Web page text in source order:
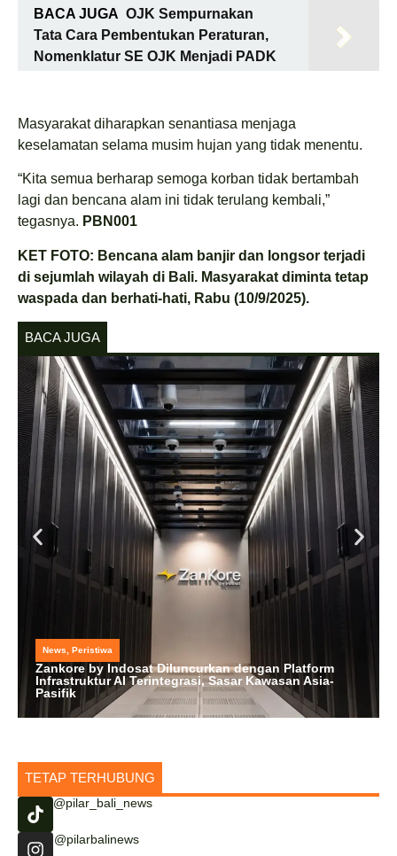
BACA JUGA OJK Sempurnakan
Tata Cara Pembentukan Peraturan,
Nomenklatur SE OJK Menjadi PADK
Masyarakat diharapkan senantiasa menjaga
keselamatan selama musim hujan yang tidak menentu.
“Kita semua berharap semoga korban tidak bertambah
lagi dan bencana alam ini tidak terulang kembali,”
tegasnya. PBN001
KET FOTO: Bencana alam banjir dan longsor terjadi
di sejumlah wilayah di Bali. Masyarakat diminta tetap
waspada dan berhati-hati, Rabu (10/9/2025).
BACA JUGA
News Peristiwa
Zankore by Indosat Diluncurkan dengan Platform
Infrastruktur AI Terintegrasi, Sasar Kawasan Asia-
Pasifik
TETAP TERHUBUNG
@pilar_bali_news
@pilarbalinews